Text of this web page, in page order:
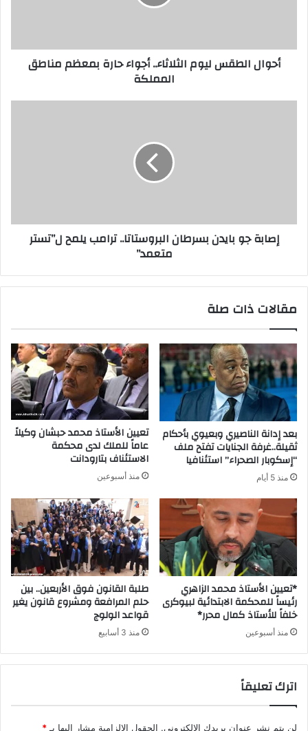
ر
أحوال الطقس ليوم الثلاثاء.. أجواء حارة بمعظم مناطق
المملكة
إصابة جو بايدن بسرطان البروستاتا.. ترامب يلمح ل”تستر
متعمد”
مقالات ذات صلة
بعد إدانة الناصيري وبعيوي بأحكام
ثقيلة..غرفة الجنايات تفتح ملف
“إسكوبار الصحراء” استئنافيا
منذ 5 أيام
تعيين الأستاذ محمد حبشان وكيلاً
عاماً للملك لدى محكمة
الاستئناف بتارودانت
منذ أسبوعين
*تعيين الأستاذ محمد الزاهري
رئيساً للمحكمة الابتدائية لبيوكرى
خلفاً للأستاذ كمال محرر*
منذ أسبوعين
طلبة القانون فوق الأربعين.. بين
حلم المرافعة ومشروع قانون يغير
قواعد الولوج
منذ 3 أسابيع
اترك تعليقاً
لن يتم نشر عنوان بريدك الإلكتروني. الحقول الإلزامية مشار إليها بـ *